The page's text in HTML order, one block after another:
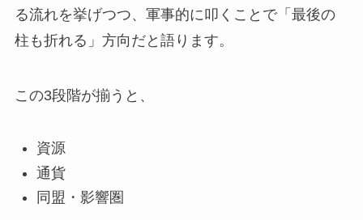
る流れを挙げつつ、軍事的に叩くことで「最後の
柱も折れる」方向だと語ります。
この3段階が揃うと、
資源
通貨
同盟・影響圏